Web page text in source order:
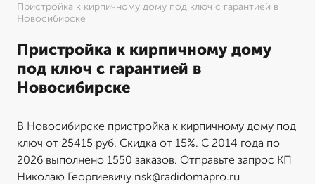
Пристройка к кирпичному дому под ключ с гарантией в
Новосибирске
Пристройка к кирпичному дому
под ключ с гарантией в
Новосибирске
В Новосибирске пристройка к кирпичному дому под
ключ от 25415 руб. Скидка от 15%. С 2014 года по
2026 выполнено 1550 заказов. Отправьте запрос КП
Николаю Георгиевичу nsk@radidomapro.ru